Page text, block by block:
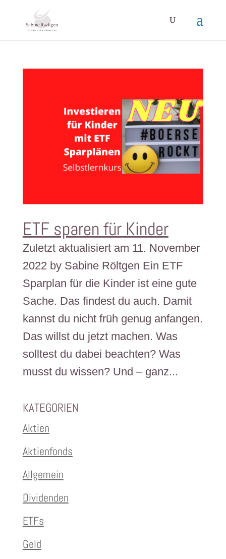
ETF sparen für Kinder
Zuletzt aktualisiert am 11. November
2022 by Sabine Röltgen Ein ETF
Sparplan für die Kinder ist eine gute
Sache. Das findest du auch. Damit
kannst du nicht früh genug anfangen.
Das willst du jetzt machen. Was
solltest du dabei beachten? Was
musst du wissen? Und – ganz...
KATEGORIEN
Aktien
Aktienfonds
Allgemein
Dividenden
ETFs
Geld